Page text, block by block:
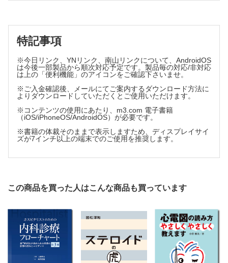
30 アロプリノールとフェブキソスタット
31 心血管イベント抑制とスタチン
column PTH製剤の注意点
33 高齢者と活性型ビタミンD3製剤
35 どうやって説明すればいいの？ 低用量ピルと血栓症
37 プロトンポンプ阻害薬（PPI）の特徴
38 下痢に注意！ プロトンポンプ阻害薬（PPI）
39 NSAIDs潰瘍を防げ！
40 再注目!? ミソプロストール
41 アルミニウム製剤を振り返る
特記事項
※今日リンク、YNリンク、南山リンクについて、AndroidOS
は今後一部製品から順次対応予定です。製品毎の対応/非対応
は上の「便利機能」のアイコンをご確認下さいませ。
※ご入金確認後、メールにてご案内するダウンロード方法に
よりダウンロードしていただくとご使用いただけます。
※コンテンツの使用にあたり、m3.com 電子書籍
（iOS/iPhoneOS/AndroidOS）が必要です。
※書籍の体裁そのままで表示しますため、ディスプレイサイ
ズが7インチ以上の端末でのご使用を推奨します。
この商品を買った人はこんな商品も買っています